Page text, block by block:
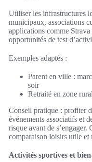
Utiliser les infrastructures
municipaux, associations
applications comme
opportunités de test
Exemples adaptés :
Parent en ville :
soir
Retraité en zone
Conseil pratique : profiter
événements associatifs et
risque avant de s’engager.
comparaison loisirs utile et
Activités sportives et